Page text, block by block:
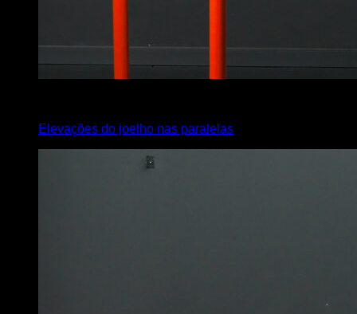
Elevações do joelho nas paralelas